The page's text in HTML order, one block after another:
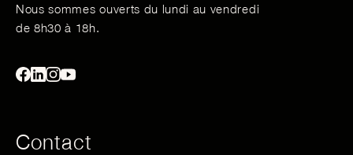
Nous sommes ouverts du lundi au vendredi
de 8h30 à 18h.
Contact